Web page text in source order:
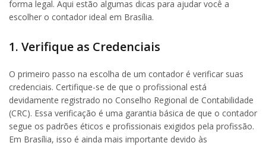
forma legal. Aqui estão algumas dicas para ajudar você a
escolher o contador ideal em Brasília.
1. Verifique as Credenciais
O primeiro passo na escolha de um contador é verificar suas
credenciais. Certifique-se de que o profissional está
devidamente registrado no Conselho Regional de Contabilidade
(CRC). Essa verificação é uma garantia básica de que o contador
segue os padrões éticos e profissionais exigidos pela profissão.
Em Brasília, isso é ainda mais importante devido às